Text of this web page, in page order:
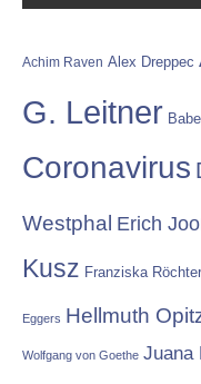
Achim Raven Alex Dreppec
G. Leitner
Coronavirus
Westphal Erich
Kusz Franziska Röchter
Eggers Hellmuth
Wolfgang von Goethe Juana